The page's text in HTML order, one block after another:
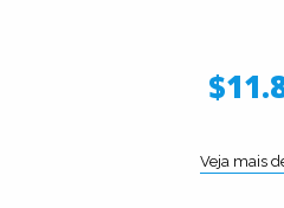
Veja mais